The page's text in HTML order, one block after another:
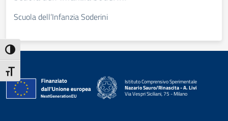
Attiva/disattiva alto contrasto
Attiva/disattiva dimensione testo
Scuola dell’Infanzia Soderini
Istituto Comprensivo Sperimentale
Nazario Sauro/Rinascita - A. Livi
Via Vespri Siciliani, 75 - Milano
— Visita la pagina iniziale della scuola